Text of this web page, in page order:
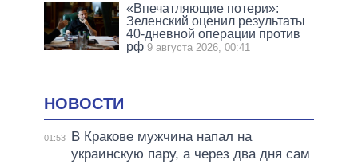
«Впечатляющие потери»:
Зеленский оценил результаты
40-дневной операции против
рф 9 августа 2026, 00:41
НОВОСТИ
01:53
В Кракове мужчина напал на
украинскую пару, а через два дня сам